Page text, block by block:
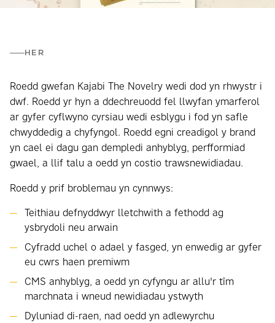
HER
Roedd gwefan Kajabi The Novelry wedi dod yn rhwystr i
dwf. Roedd yr hyn a ddechreuodd fel llwyfan ymarferol
ar gyfer cyflwyno cyrsiau wedi esblygu i fod yn safle
chwyddedig a chyfyngol. Roedd egni creadigol y brand
yn cael ei dagu gan dempledi anhyblyg, perfformiad
gwael, a llif talu a oedd yn costio trawsnewidiadau.
Roedd y prif broblemau yn cynnwys:
Teithiau defnyddwyr lletchwith a fethodd ag
ysbrydoli neu arwain
Cyfradd uchel o adael y fasged, yn enwedig ar gyfer
eu cwrs haen premiwm
CMS anhyblyg, a oedd yn cyfyngu ar allu'r tîm
marchnata i wneud newidiadau ystwyth
Dyluniad di-raen, nad oedd yn adlewyrchu